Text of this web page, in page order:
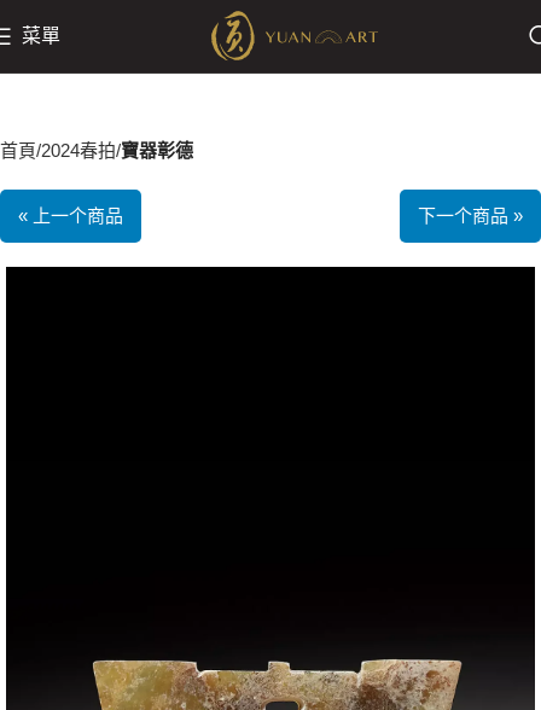
菜單
首頁 2024春拍 寶器彰德
« 上一个商品 下一个商品 »